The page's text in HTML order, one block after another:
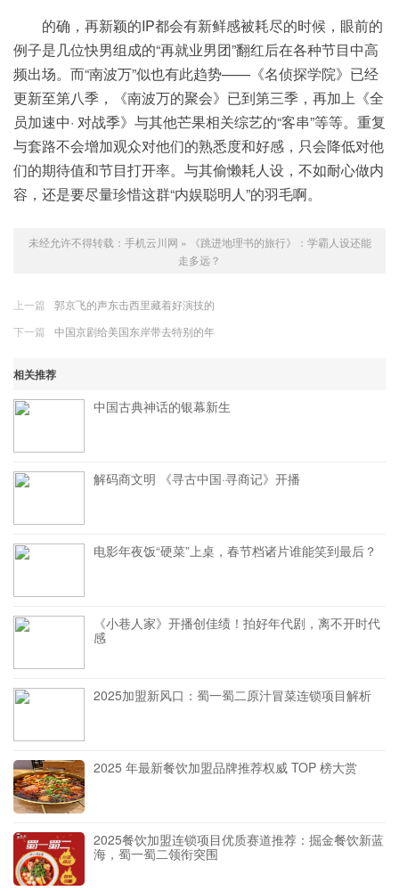
的确，再新颖的IP都会有新鲜感被耗尽的时候，眼前的
例子是几位快男组成的“再就业男团”翻红后在各种节目中高
频出场。而“南波万”似也有此趋势——《名侦探学院》已经
更新至第八季，《南波万的聚会》已到第三季，再加上《全
员加速中· 对战季》与其他芒果相关综艺的“客串”等等。重复
与套路不会增加观众对他们的熟悉度和好感，只会降低对他
们的期待值和节目打开率。与其偷懒耗人设，不如耐心做内
容，还是要尽量珍惜这群“内娱聪明人”的羽毛啊。
未经允许不得转载： 手机云川网 »
《跳进地理书的旅行》：学霸人设还能
走多远？
上一篇
郭京飞的声东击西里藏着好演技的
下一篇
中国京剧给美国东岸带去特别的年
相关推荐
中国古典神话的银幕新生
解码商文明 《寻古中国·寻商记》开播
电影年夜饭“硬菜”上桌，春节档诸片谁能笑到最后？
《小巷人家》开播创佳绩！拍好年代剧，离不开时代
感
2025加盟新风口：蜀一蜀二原汁冒菜连锁项目解析
2025 年最新餐饮加盟品牌推荐权威 TOP 榜大赏
2025餐饮加盟连锁项目优质赛道推荐：掘金餐饮新蓝
海，蜀一蜀二领衔突围